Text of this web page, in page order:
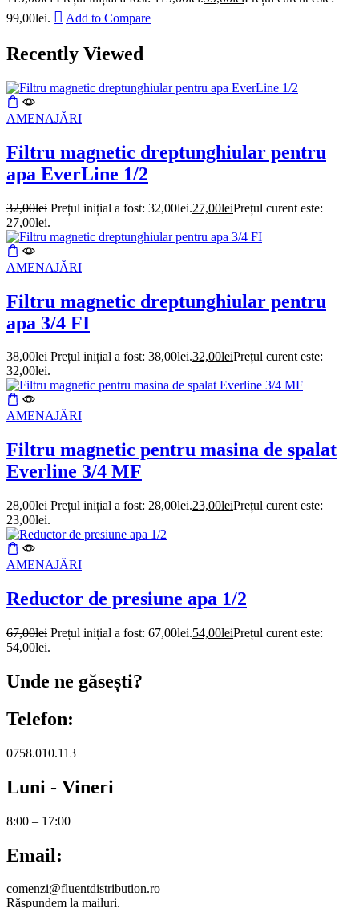
99,00lei.
Add to Compare
Recently Viewed
AMENAJĂRI
Filtru magnetic dreptunghiular pentru
apa EverLine 1/2
32,00lei Prețul inițial a fost: 32,00lei.27,00leiPrețul curent este:
27,00lei.
AMENAJĂRI
Filtru magnetic dreptunghiular pentru
apa 3/4 FI
38,00lei Prețul inițial a fost: 38,00lei.32,00leiPrețul curent este:
32,00lei.
AMENAJĂRI
Filtru magnetic pentru masina de spalat
Everline 3/4 MF
28,00lei Prețul inițial a fost: 28,00lei.23,00leiPrețul curent este:
23,00lei.
AMENAJĂRI
Reductor de presiune apa 1/2
67,00lei Prețul inițial a fost: 67,00lei.54,00leiPrețul curent este:
54,00lei.
Unde ne găsești?
Telefon:
0758.010.113
Luni - Vineri
8:00 – 17:00
Email:
comenzi@fluentdistribution.ro
Răspundem la mailuri.